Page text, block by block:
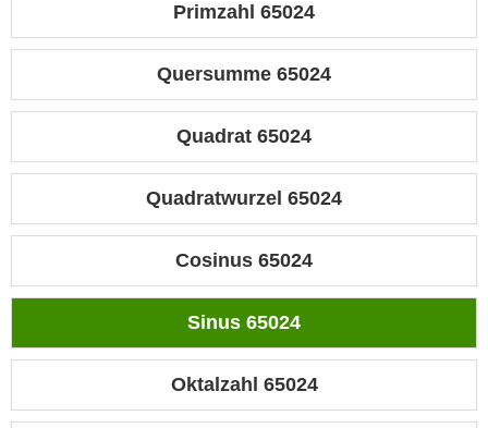
Primzahl 65024
Quersumme 65024
Quadrat 65024
Quadratwurzel 65024
Cosinus 65024
Sinus 65024
Oktalzahl 65024